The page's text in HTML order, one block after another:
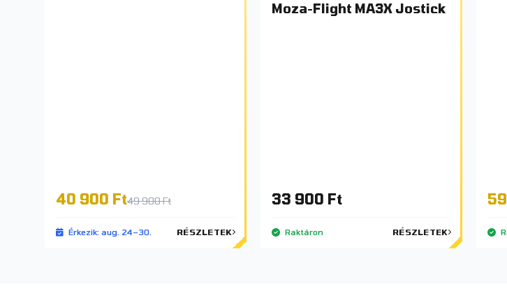
40 900 Ft49 900 Ft
Érkezik: aug. 24–30. RÉSZLETEK
Moza-Flight MA3X Jostick
33 900 Ft
Raktáron RÉSZLETEK